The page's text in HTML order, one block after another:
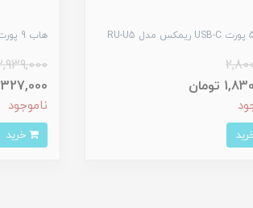
تومان
هاب 9 پورت USB-C ریمکس مدل RU-U91
2,327,000
ناموجود
خرید